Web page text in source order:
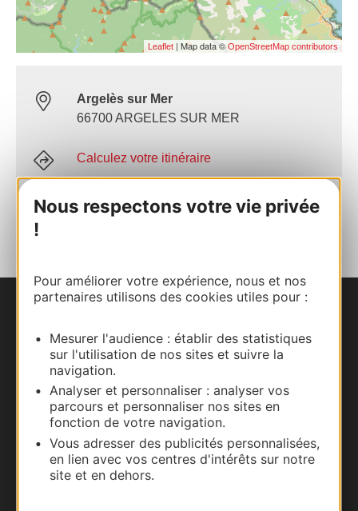
Nous respectons votre vie privée
!
Pour améliorer votre expérience, nous et nos
partenaires utilisons des cookies utiles pour :
Mesurer l'audience : établir des statistiques
sur l'utilisation de nos sites et suivre la
navigation.
Analyser et personnaliser : analyser vos
parcours et personnaliser nos sites en
fonction de votre navigation.
Vous adresser des publicités personnalisées,
en lien avec vos centres d'intérêts sur notre
site et en dehors.
Leaflet | Map data © OpenStreetMap contributors
Argelès sur Mer
66700 ARGELES SUR MER
Calculez votre itinéraire
AJOUTER
AU CARNET
Carte interactive
Documentation